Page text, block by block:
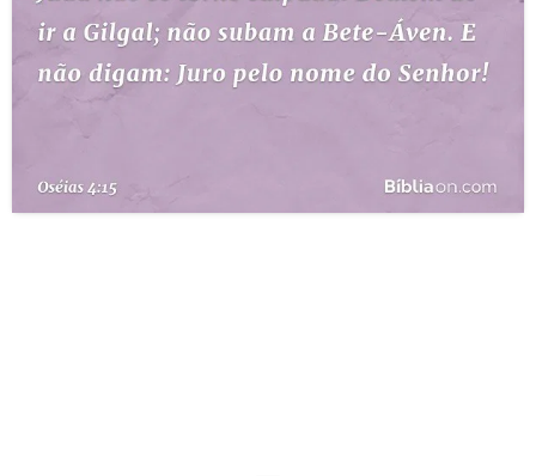
PERGUNTE À BÍBLIA
TERMO BÍBLICO JOGOS
QUEM SOMOS